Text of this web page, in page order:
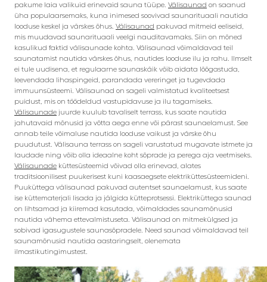
pakume laia valikuid erinevaid sauna tüüpe. Välisaunad on saanud
üha populaarsemaks, kuna inimesed soovivad saunarituaali nautida
looduse keskel ja värskes õhus. Välisaunad pakuvad mitmeid eeliseid,
mis muudavad saunarituaali veelgi nauditavamaks. Siin on mõned
kasulikud faktid välisaunade kohta. Välisaunad võimaldavad teil
saunatamist nautida värskes õhus, nautides looduse ilu ja rahu. Ilmselt
ei tule uudisena, et regulaarne saunaskäik võib aidata lõõgastuda,
leevendada lihaspingeid, parandada vereringet ja tugevdada
immuunsüsteemi. Välisaunad on sageli valmistatud kvaliteetsest
puidust, mis on töödeldud vastupidavuse ja ilu tagamiseks.
Välisaunade juurde kuulub tavaliselt terrass, kus saate nautida
jahutavaid mõnusid ja võtta aega enne või pärast saunaelamust. See
annab teile võimaluse nautida looduse vaikust ja värske õhu
puudutust. Välisauna terrass on sageli varustatud mugavate istmete ja
laudade ning võib olla ideaalne koht sõprade ja perega aja veetmiseks.
Välisaunade küttesüsteemid võivad olla erinevad, alates
traditsioonilisest puukerisest kuni kaasaegsete elektriküttesüsteemideni.
Puuküttega välisaunad pakuvad autentset saunaelamust, kus saate
ise küttematerjali lisada ja jälgida kütteprotsessi. Elektriküttega saunad
on lihtsamad ja kiiremad kasutada, võimaldades saunamõnusid
nautida vähema ettevalmistuseta. Välisaunad on mitmekülgsed ja
sobivad igasugustele saunasõpradele. Need saunad võimaldavad teil
saunamõnusid nautida aastaringselt, olenemata
ilmastikutingimustest.